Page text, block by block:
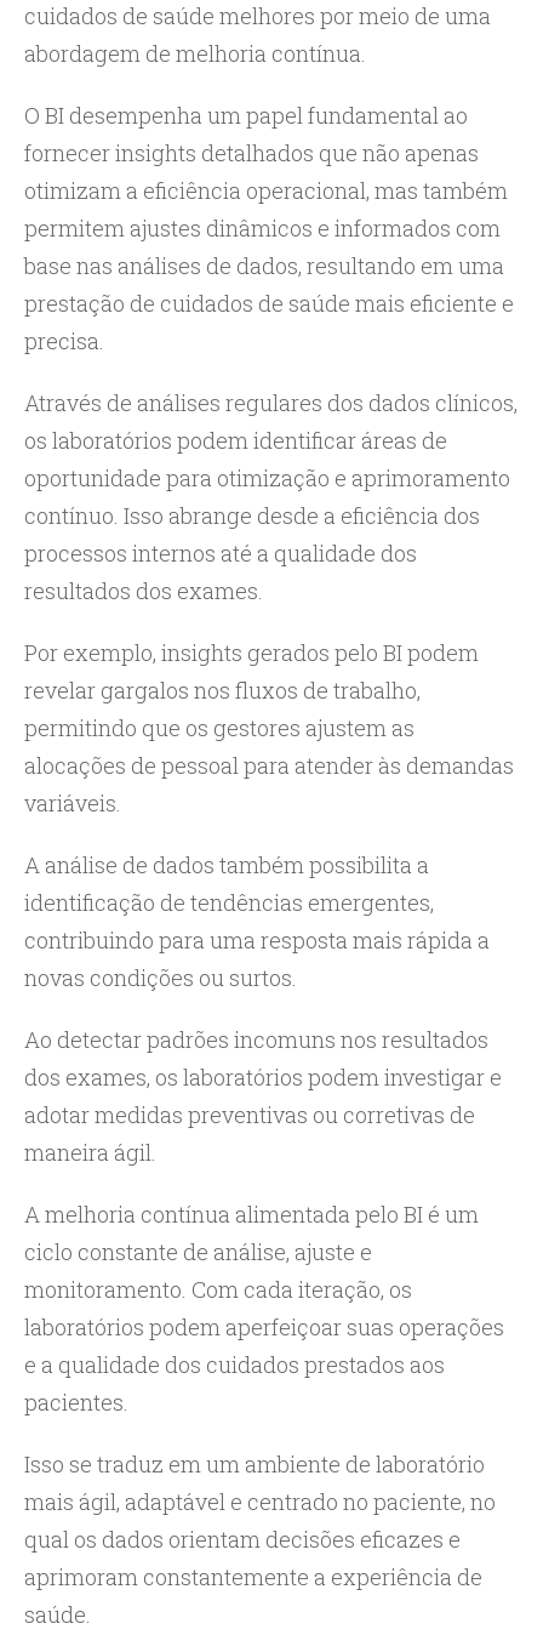
cuidados de saúde melhores por meio de uma
abordagem de melhoria contínua.
O BI desempenha um papel fundamental ao
fornecer insights detalhados que não apenas
otimizam a eficiência operacional, mas também
permitem ajustes dinâmicos e informados com
base nas análises de dados, resultando em uma
prestação de cuidados de saúde mais eficiente e
precisa.
Através de análises regulares dos dados clínicos,
os laboratórios podem identificar áreas de
oportunidade para otimização e aprimoramento
contínuo. Isso abrange desde a eficiência dos
processos internos até a qualidade dos
resultados dos exames.
Por exemplo, insights gerados pelo BI podem
revelar gargalos nos fluxos de trabalho,
permitindo que os gestores ajustem as
alocações de pessoal para atender às demandas
variáveis.
A análise de dados também possibilita a
identificação de tendências emergentes,
contribuindo para uma resposta mais rápida a
novas condições ou surtos.
Ao detectar padrões incomuns nos resultados
dos exames, os laboratórios podem investigar e
adotar medidas preventivas ou corretivas de
maneira ágil.
A melhoria contínua alimentada pelo BI é um
ciclo constante de análise, ajuste e
monitoramento. Com cada iteração, os
laboratórios podem aperfeiçoar suas operações
e a qualidade dos cuidados prestados aos
pacientes.
Isso se traduz em um ambiente de laboratório
mais ágil, adaptável e centrado no paciente, no
qual os dados orientam decisões eficazes e
aprimoram constantemente a experiência de
saúde.